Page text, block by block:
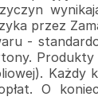
przez
-
Produkty
Każdy
O